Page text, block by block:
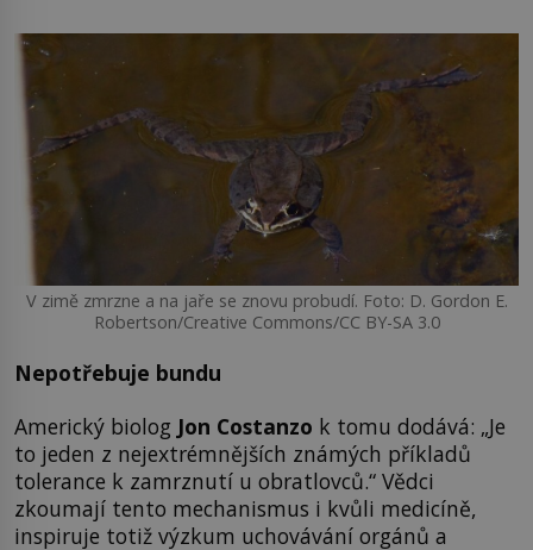
V zimě zmrzne a na jaře se znovu probudí. Foto: D. Gordon E.
Robertson/Creative Commons/CC BY-SA 3.0
Nepotřebuje bundu
Americký biolog Jon Costanzo k tomu dodává: „Je
to jeden z nejextrémnějších známých příkladů
tolerance k zamrznutí u obratlovců.“ Vědci
zkoumají tento mechanismus i kvůli medicíně,
inspiruje totiž výzkum uchovávání orgánů a